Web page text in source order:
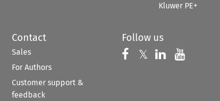
Kluwer PE+
Contact
Sales
For Authors
Customer support &
feedback
Follow us
Follow us on
𝕏 Follow us on
Follow us